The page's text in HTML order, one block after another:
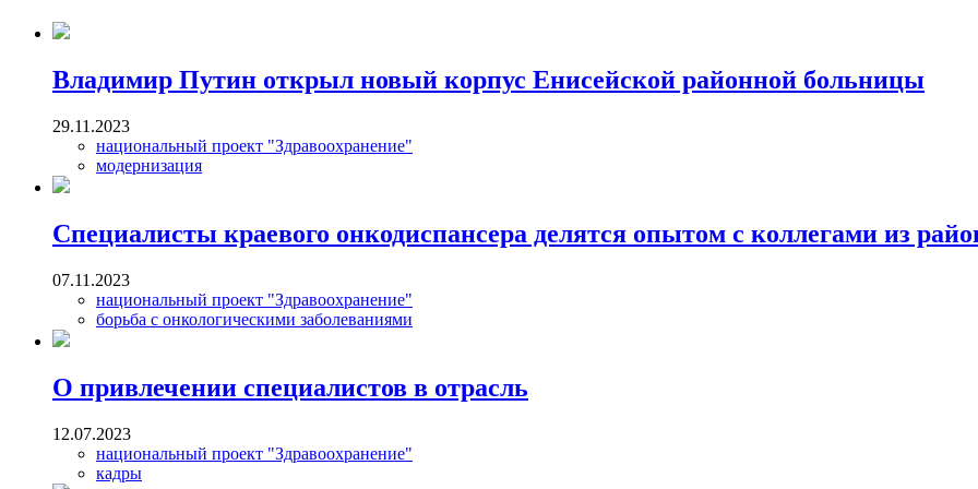
Владимир Путин открыл новый корпус Енисейской районной больницы
29.11.2023
национальный проект "Здравоохранение"
модернизация
Специалисты краевого онкодиспансера делятся опытом с коллегами из
07.11.2023
национальный проект "Здравоохранение"
борьба с онкологическими заболеваниями
О привлечении специалистов в отрасль
12.07.2023
национальный проект "Здравоохранение"
кадры